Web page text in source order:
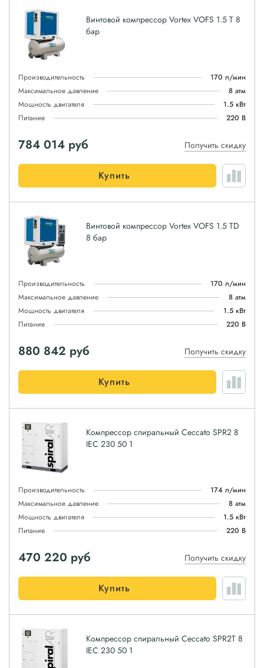
Винтовой компрессор Vortex VOFS 1.5 T 8
бар
Производительность
170 л/мин
Максимальное давление
8 атм
Мощность двигателя
1.5 кВт
Питание
220 В
784 014 руб Получить скидку
Купить
Винтовой компрессор Vortex VOFS 1.5 TD
8 бар
Производительность
170 л/мин
Максимальное давление
8 атм
Мощность двигателя
1.5 кВт
Питание
220 В
880 842 руб Получить скидку
Купить
Компрессор спиральный Ceccato SPR2 8
IEC 230 50 1
Производительность
174 л/мин
Максимальное давление
8 атм
Мощность двигателя
1.5 кВт
Питание
220 В
470 220 руб Получить скидку
Купить
Компрессор спиральный Ceccato SPR2T 8
IEC 230 50 1